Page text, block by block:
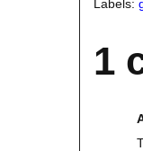
Labels:
1